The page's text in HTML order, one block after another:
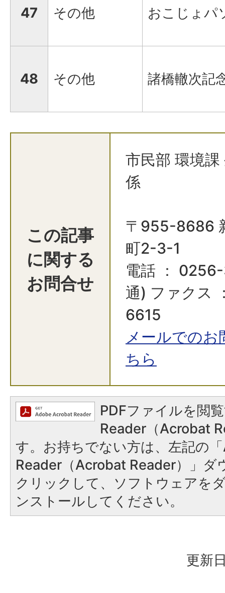
47 その他 おこじょパ
48 その他 諸橋轍次記
この記事
に関する
お問合せ
市民部 環境
係
〒955-8686
町2-3-1
電話 ：
通) ファクス
6615
メールでの
ちら
PDFファイルを閲
Reader（Acrobat
す。お持ちでない方は、左記の
Reader（Acrobat Reader）」ダ
クリックして、ソフトウェアを
ンストールしてください。
更新